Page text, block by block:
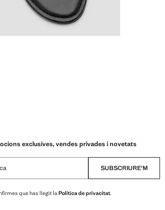
exclusives, vendes privades i novetats
SUBSCRIURE'M
que has llegit laPolítica de privacitat.